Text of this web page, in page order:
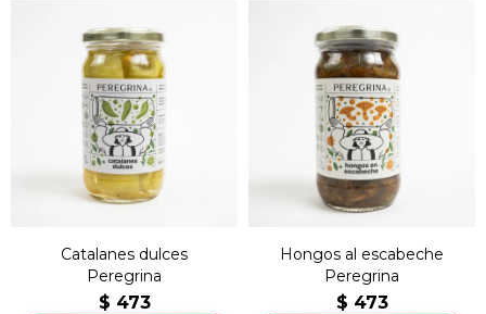
Catalanes dulces
Peregrina
$ 473
Hongos al escabeche
Peregrina
$ 473